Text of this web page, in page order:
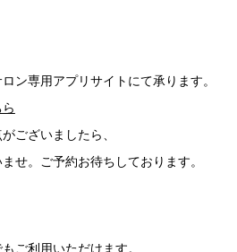
ン専用アプリサイトにて承ります。
ございましたら、
せ。ご予約お待ちしております。
ご利用いただけます。